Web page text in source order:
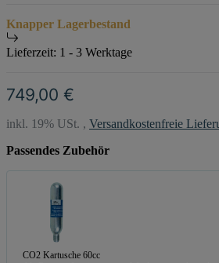
Knapper Lagerbestand
Lieferzeit: 1 - 3 Werktage
749,00 €
inkl. 19% USt. , Versandkostenfreie
Passendes Zubehör
CO2 Kartusche 60cc